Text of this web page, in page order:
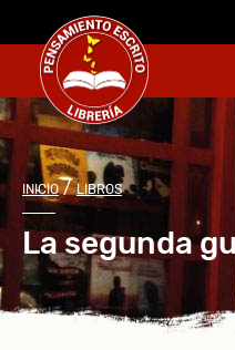
INICIO/LIBROS
La segunda